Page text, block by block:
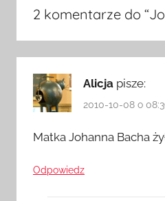
2 komentarze do “
Alicja pisze:
2010-10-08 o
Matka Johanna Bacha
Odpowiedz